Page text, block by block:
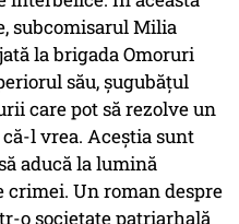
subcomisarul Milia
la brigada Omoruri
său, șugubățul
care pot să rezolve un
l vrea. Aceștia sunt
aducă la lumină
crimei. Un roman despre
o societate patriarhală